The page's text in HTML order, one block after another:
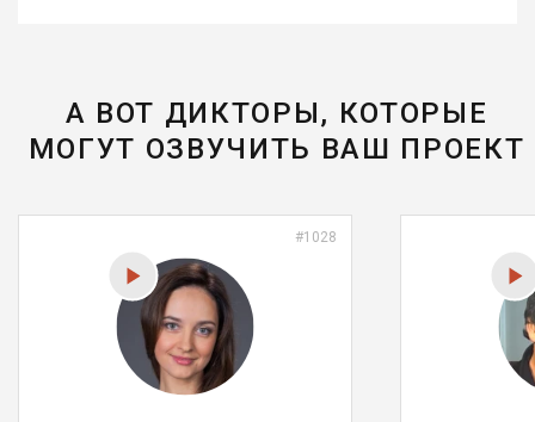
А ВОТ ДИКТОРЫ, КОТОРЫЕ
МОГУТ ОЗВУЧИТЬ ВАШ ПРОЕКТ
#1028